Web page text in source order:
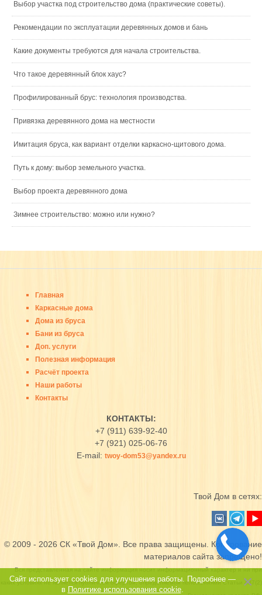
Выбор участка под строительство дома (практические советы).
Рекомендации по эксплуатации деревянных домов и бань
Какие документы требуются для начала строительства.
Что такое деревянный блок хаус?
Профилированный брус: технология производства.
Привязка деревянного дома на местности
Имитация бруса, как вариант отделки каркасно-щитового дома.
Путь к дому: выбор земельного участка.
Выбор проекта деревянного дома
Зимнее строительство: можно или нужно?
Главная
Каркасные дома
Дома из бруса
Бани из бруса
Доп. услуги
Полезная информация
Расчёт проекта
Наши работы
Контакты
КОНТАКТЫ:
+7 (911) 639-92-40
+7 (921) 025-06-76
E-mail: twoy-dom53@yandex.ru
Твой Дом в сетях:
© 2009 - 2026 СК «Твой Дом». Все права защищены. Копирование
материалов сайта запрещено!
Вся представленная на сайте информация носит информационный характер и ни при
каких условиях не является публичной офертой, определяемой положениями Статьи 437(2)
Сайт использует cookies для улучшения работы. Подробнее —
в
Политике использования cookie.